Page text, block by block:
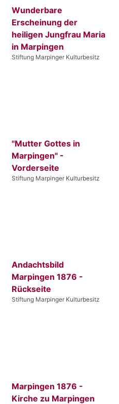
Wunderbare
Erscheinung der
heiligen Jungfrau Maria
in Marpingen
Stiftung Marpinger Kulturbesitz
"Mutter Gottes in
Marpingen" -
Vorderseite
Stiftung Marpinger Kulturbesitz
Andachtsbild
Marpingen 1876 -
Rückseite
Stiftung Marpinger Kulturbesitz
Marpingen 1876 -
Kirche zu Marpingen